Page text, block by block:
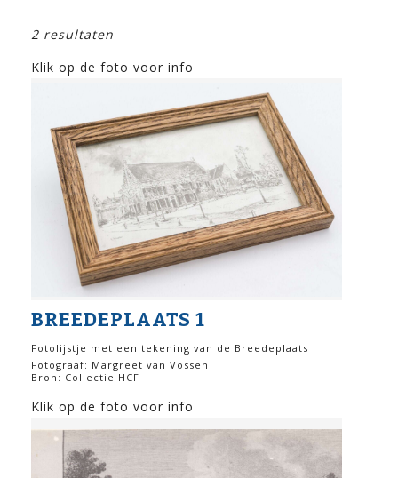
2 resultaten
Klik op de foto voor info
BREEDEPLAATS 1
Fotolijstje met een tekening van de Breedeplaats
Fotograaf: Margreet van Vossen
Bron: Collectie HCF
Klik op de foto voor info